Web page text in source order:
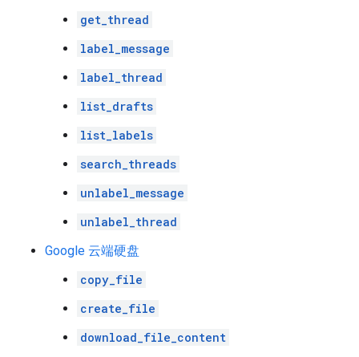
get_thread
label_message
label_thread
list_drafts
list_labels
search_threads
unlabel_message
unlabel_thread
Google 云端硬盘
copy_file
create_file
download_file_content